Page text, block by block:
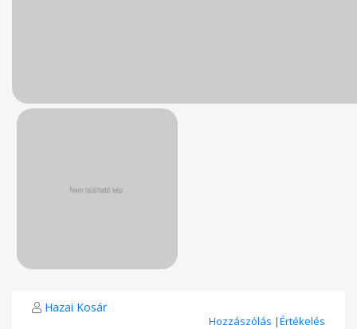
Hazai Kosár
Hozzászólás |Értékelés